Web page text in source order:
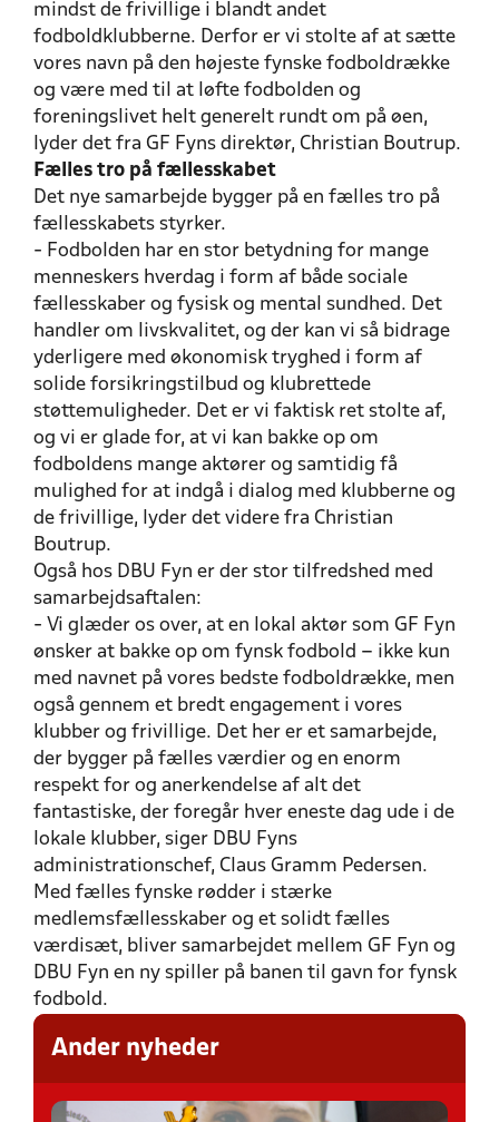
mindst de frivillige i blandt andet
fodboldklubberne. Derfor er vi stolte af at sætte
vores navn på den højeste fynske fodboldrække
og være med til at løfte fodbolden og
foreningslivet helt generelt rundt om på øen,
lyder det fra GF Fyns direktør, Christian Boutrup.
Fælles tro på fællesskabet
Det nye samarbejde bygger på en fælles tro på
fællesskabets styrker.
- Fodbolden har en stor betydning for mange
menneskers hverdag i form af både sociale
fællesskaber og fysisk og mental sundhed. Det
handler om livskvalitet, og der kan vi så bidrage
yderligere med økonomisk tryghed i form af
solide forsikringstilbud og klubrettede
støttemuligheder. Det er vi faktisk ret stolte af,
og vi er glade for, at vi kan bakke op om
fodboldens mange aktører og samtidig få
mulighed for at indgå i dialog med klubberne og
de frivillige, lyder det videre fra Christian
Boutrup.
Også hos DBU Fyn er der stor tilfredshed med
samarbejdsaftalen:
- Vi glæder os over, at en lokal aktør som GF Fyn
ønsker at bakke op om fynsk fodbold – ikke kun
med navnet på vores bedste fodboldrække, men
også gennem et bredt engagement i vores
klubber og frivillige. Det her er et samarbejde,
der bygger på fælles værdier og en enorm
respekt for og anerkendelse af alt det
fantastiske, der foregår hver eneste dag ude i de
lokale klubber, siger DBU Fyns
administrationschef, Claus Gramm Pedersen.
Med fælles fynske rødder i stærke
medlemsfællesskaber og et solidt fælles
værdisæt, bliver samarbejdet mellem GF Fyn og
DBU Fyn en ny spiller på banen til gavn for fynsk
fodbold.
Ander nyheder